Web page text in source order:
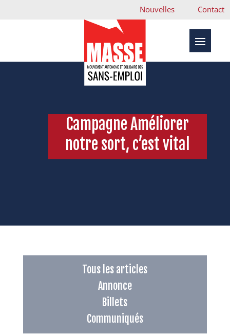
Nouvelles Contact
Campagne Améliorer
notre sort, c’est vital
Tous les articles
Annonce
Billets
Communiqués